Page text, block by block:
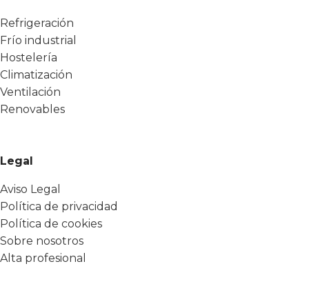
Refrigeración
Frío industrial
Hostelería
Climatización
Ventilación
Renovables
Legal
Aviso Legal
Política de privacidad
Política de cookies
Sobre nosotros
Alta profesional